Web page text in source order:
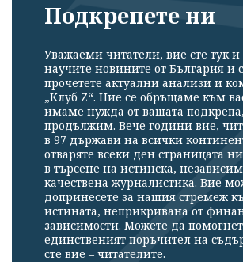
Подкрепете ни
Уважаеми читатели, вие сте тук и
научите новините от България и
прочетете актуални анализи и
„Клуб Z“. Ние се обръщаме към
имаме нужда от вашата
продължим. Вече години вие,
в 97 държави на всички
отваряте всеки ден страницата
в търсене на истинска,
качествена журналистика. Вие
допринесете за нашия стремеж
истината, неприкривана от
зависимости. Можете да
единственият поръчител на
сте вие – читателите.